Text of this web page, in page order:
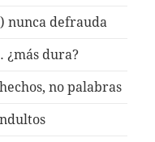
nunca defrauda
dura?
no palabras